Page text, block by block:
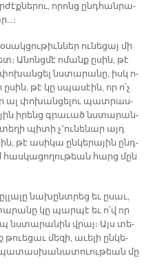
ո­րոնց ընդ­հան­րա­
ու­նե­ցայ մի
Ա­նոնց­մէ ո­մանք ը­սին, թէ
նստա­րա­նը, իսկ ո­
ը­սին, թէ կը սպա­սէին, որ ո՛չ
ալ փո­խան­ցե­լու պատ­րաս­
ի­րենց գրա­ւած նստա­րան­
պի­տի չ՚ու­նե­նար այդ
թէ ա­սի­կա ըն­կե­րա­յին ընդ­
հաս­կա­ցո­ղու­թեան հարց մըն
նա­խընտ­րեց եւ ը­սաւ,
կը պար­պէ եւ ո՛վ որ
նստա­րա­նին վրայ։ Այս տե­
մե­զի, ա­ւե­լի ըն­կե­
մը